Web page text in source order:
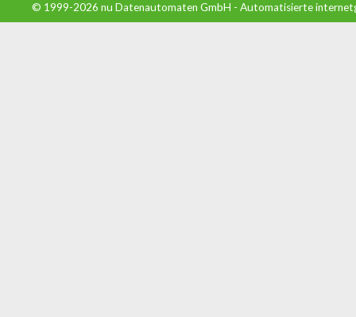
© 1999-2026 nu Datenautomaten GmbH - Automatisierte